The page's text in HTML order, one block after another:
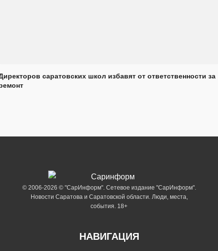
саратовских школ избавят от ответственности за
© 2006-2026 © "СарИнформ". Сетевое издание "СарИнформ".
Новости Саратова и Саратовской области. Люди, места,
события. 18+
НАВИГАЦИЯ